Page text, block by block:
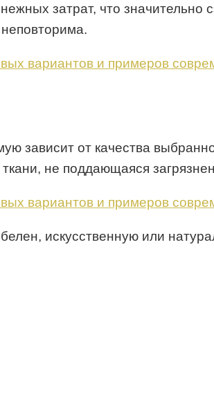
затрат, что значительно
зависит от качества
не поддающаяся
искусственную или